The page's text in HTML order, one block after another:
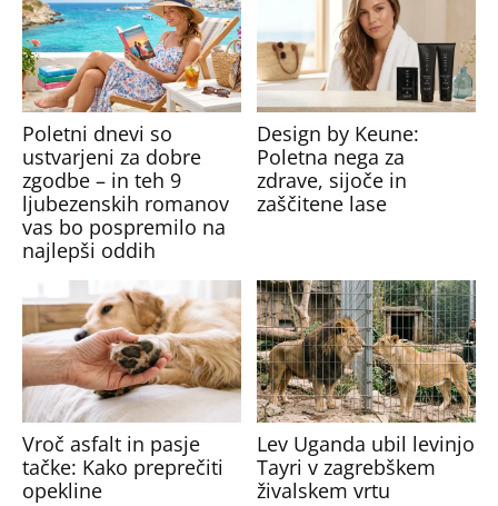
Poletni dnevi so
ustvarjeni za dobre
zgodbe – in teh 9
ljubezenskih romanov
vas bo pospremilo na
najlepši oddih
Design by Keune:
Poletna nega za
zdrave, sijoče in
zaščitene lase
Vroč asfalt in pasje
tačke: Kako preprečiti
opekline
Lev Uganda ubil levinjo
Tayri v zagrebškem
živalskem vrtu